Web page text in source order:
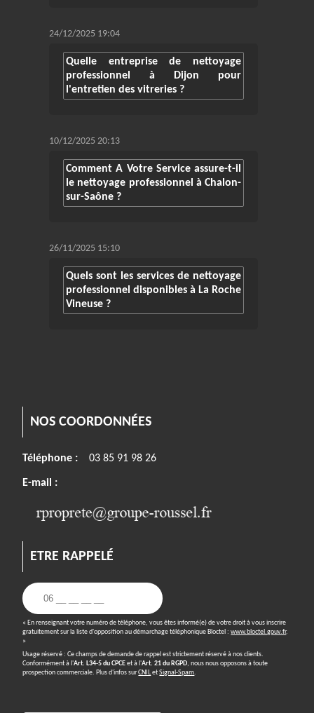
24/12/2025 19:04
Quelle entreprise de nettoyage
professionnel à Dijon pour
l'entretien des vitreries ?
10/12/2025 20:13
Comment A Votre Service assure-t-il
le nettoyage professionnel à Chalon-
sur-Saône ?
26/11/2025 15:10
Quels sont les services de nettoyage
professionnel disponibles à La Roche
Vineuse ?
NOS COORDONNÉES
Téléphone : 03 85 91 98 26
E-mail :
ETRE RAPPELÉ
« En renseignant votre numéro de téléphone, vous êtes informé(e) de votre droit à vous inscrire
gratuitement sur la liste d'opposition au démarchage téléphonique Bloctel :www.bloctel.gouv.fr.
»
Usage réservé : Ce champs de demande de rappel est strictement réservé à nos clients.
Conformément à l'Art. L34-5 du CPCEet à l'Art. 21 du RGPD, nous nous opposons à toute
prospection commerciale. Plus d'infos surCNILetSignal-Spam.